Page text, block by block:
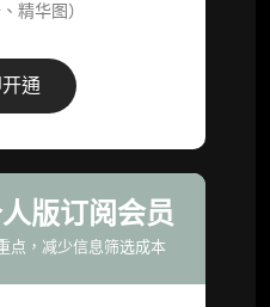
精华图）
通
版订阅会员
点，减少信息筛选成本
构视角附录、结构化数
据库，将研报内容沉淀
持续追踪的机构级研究
，课题/选题经审核通过
研究团队为你开展专项
研究报告）
了解核心观察变量与后